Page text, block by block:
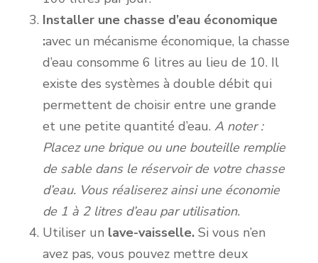
Installer une chasse d’eau économique
:avec un mécanisme économique, la chasse
d’eau consomme 6 litres au lieu de 10. Il
existe des systèmes à double débit qui
permettent de choisir entre une grande
et une petite quantité d’eau. A noter :
Placez une brique ou une bouteille remplie
de sable dans le réservoir de votre chasse
d’eau. Vous réaliserez ainsi une économie
de 1 à 2 litres d’eau par utilisation.
Utiliser un lave-vaisselle. Si vous n’en
avez pas, vous pouvez mettre deux